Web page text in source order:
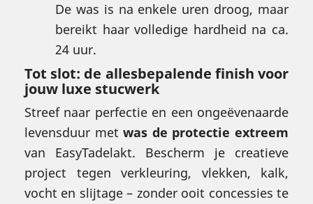
De was is na enkele uren droog, maar
bereikt haar volledige hardheid na ca.
24 uur.
Tot slot: de allesbepalende finish voor
jouw luxe stucwerk
Streef naar perfectie en een ongeëvenaarde
levensduur met was de protectie extreem
van EasyTadelakt. Bescherm je creatieve
project tegen verkleuring, vlekken, kalk,
vocht en slijtage – zonder ooit concessies te